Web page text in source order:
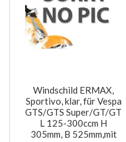
Windschild ERMAX,
Sportivo, klar, für Vespa
GTS/GTS Super/GT/GT
L 125-300ccm H
305mm, B 525mm,mit